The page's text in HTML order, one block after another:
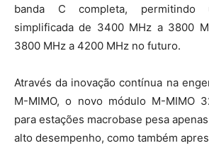
banda C completa, permitindo
simplificada de 3400 MHz a 3800
3800 MHz a 4200 MHz no futuro.
Através da inovação contínua na
M-MIMO, o novo módulo M-MIMO
para estações macrobase pesa
alto desempenho, como também